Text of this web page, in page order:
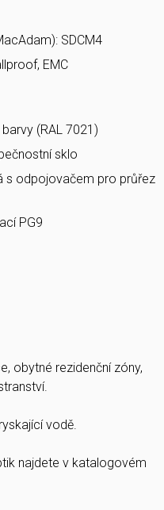
SDCM4
EMC
(RAL 7021)
sklo
s odpojovačem pro průřez
PG9
obytné rezidenční zóny,
vodě.
najdete v katalogovém